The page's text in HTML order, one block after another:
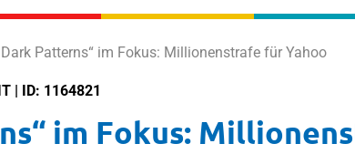
Patterns“ im Fokus: Millionenstrafe für Yahoo
| ID: 1164821
im Fokus: